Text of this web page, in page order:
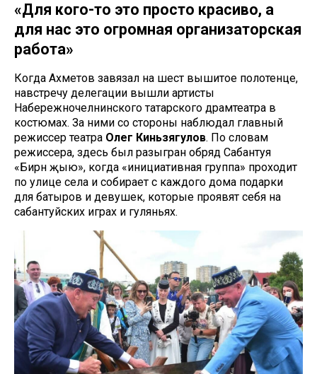
«Для кого-то это просто красиво, а
для нас это огромная организаторская
работа»
Когда Ахметов завязал на шест вышитое полотенце,
навстречу делегации вышли артисты
Набережночелнинского татарского драмтеатра в
костюмах. За ними со стороны наблюдал главный
режиссер театра Олег Киньзягулов. По словам
режиссера, здесь был разыгран обряд Сабантуя
«Бирнә җыю», когда «инициативная группа» проходит
по улице села и собирает с каждого дома подарки
для батыров и девушек, которые проявят себя на
сабантуйских играх и гуляньях.